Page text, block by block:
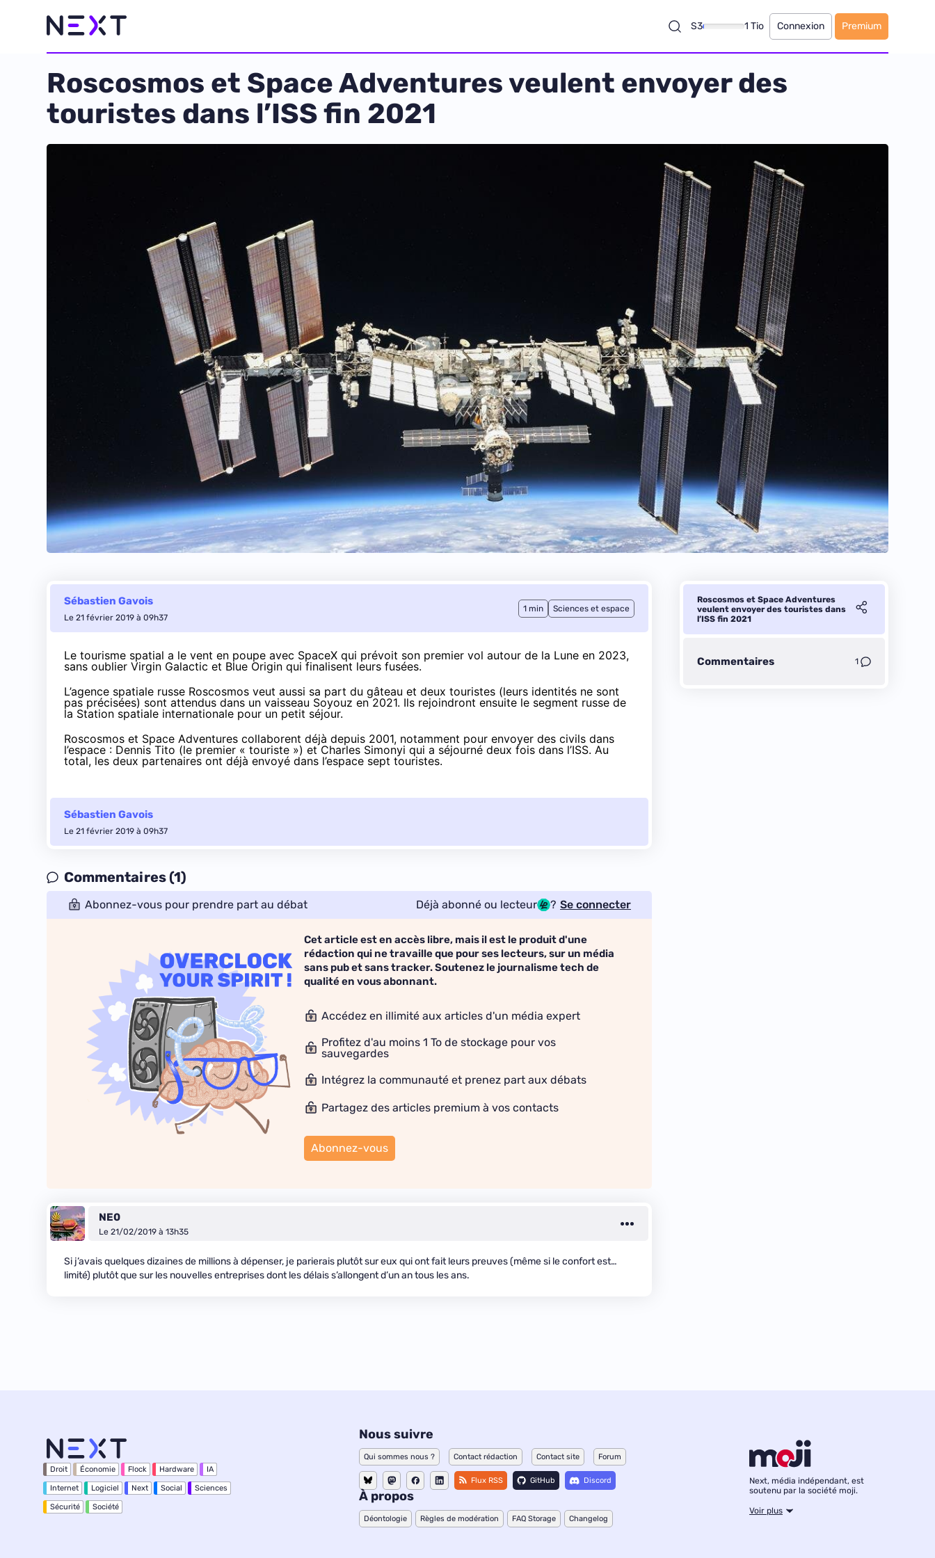
S3 1 Tio Connexion Premium
Roscosmos et Space Adventures veulent envoyer des
touristes dans l’ISS fin 2021
Sébastien Gavois
Le 21 février 2019 à 09h37
1 min Sciences et espace
Le tourisme spatial a le vent en poupe avec SpaceX qui prévoit son premier vol autour de la Lune en 2023,
sans oublier Virgin Galactic et Blue Origin qui finalisent leurs fusées.
L’agence spatiale russe Roscosmos veut aussi sa part du gâteau et deux touristes (leurs identités ne sont
pas précisées) sont attendus dans un vaisseau Soyouz en 2021. Ils rejoindront ensuite le segment russe de
la Station spatiale internationale pour un petit séjour.
Roscosmos et Space Adventures collaborent déjà depuis 2001, notamment pour envoyer des civils dans
l’espace : Dennis Tito (le premier « touriste ») et Charles Simonyi qui a séjourné deux fois dans l’ISS. Au
total, les deux partenaires ont déjà envoyé dans l’espace sept touristes.
Sébastien Gavois
Le 21 février 2019 à 09h37
Commentaires (1)
Abonnez-vous pour prendre part au débat Déjà abonné ou lecteur ? Se connecter
Cet article est en accès libre, mais il est le produit d'une
rédaction qui ne travaille que pour ses lecteurs, sur un média
sans pub et sans tracker. Soutenez le journalisme tech de
qualité en vous abonnant.
Accédez en illimité aux articles d'un média expert
Profitez d'au moins 1 To de stockage pour vos
sauvegardes
Intégrez la communauté et prenez part aux débats
Partagez des articles premium à vos contacts
Abonnez-vous
NE0
Le 21/02/2019 à 13h35
Si j’avais quelques dizaines de millions à dépenser, je parierais plutôt sur eux qui ont fait leurs preuves (même si le confort est…
limité) plutôt que sur les nouvelles entreprises dont les délais s’allongent d’un an tous les ans.
Roscosmos et Space Adventures
veulent envoyer des touristes dans
l’ISS fin 2021
Commentaires 1
Droit Économie Flock Hardware IA
Internet Logiciel Next Social Sciences
Sécurité Société
Nous suivre
Qui sommes nous ? Contact rédaction Contact site Forum
Flux RSS GitHub Discord
À propos
Déontologie Règles de modération FAQ Storage Changelog
Next, média indépendant, est
soutenu par la société moji.
Voir plus